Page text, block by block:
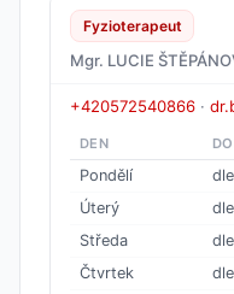
Fyzioterapeut
Mgr. LUCIE
+420572540866 ·
DEN
Pondělí
Úterý
Středa
Čtvrtek